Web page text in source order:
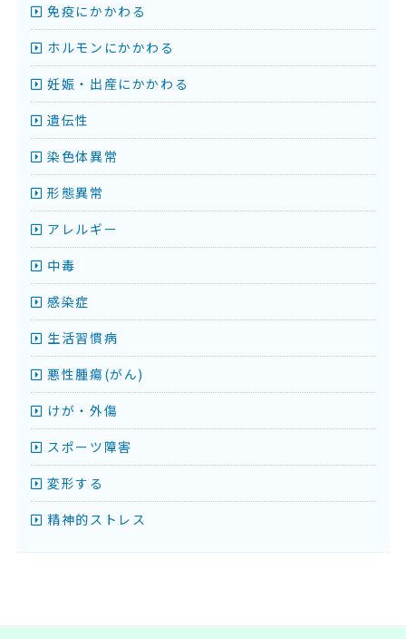
免疫にかかわる
ホルモンにかかわる
妊娠・出産にかかわる
遺伝性
染色体異常
形態異常
アレルギー
中毒
感染症
生活習慣病
悪性腫瘍(がん)
けが・外傷
スポーツ障害
変形する
精神的ストレス